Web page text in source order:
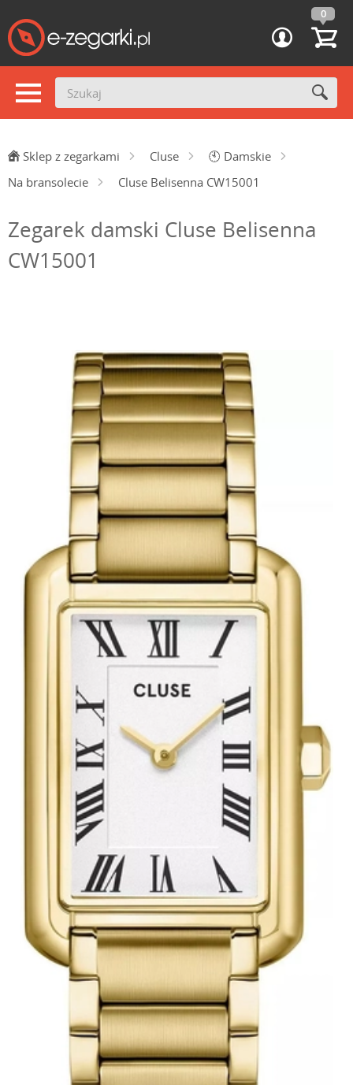
0
Sklep z zegarkami Cluse 🕙 Damskie
Na bransolecie
Cluse Belisenna CW15001
Zegarek damski Cluse Belisenna
CW15001